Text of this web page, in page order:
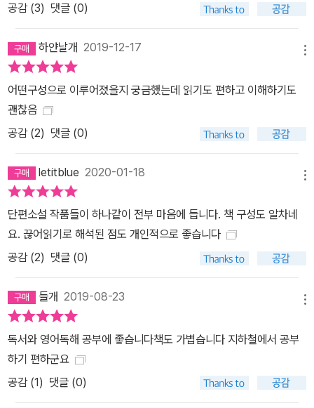
공감 (3) 댓글 (0)
하얀날개 2019-12-17
어떤구성으로 이루어졌을지 궁금했는데 읽기도 편하고 이해하기도
괜찮음
공감 (2) 댓글 (0)
letitblue 2020-01-18
단편소설 작품들이 하나같이 전부 마음에 듭니다. 책 구성도 알차네
요. 끊어읽기로 해석된 점도 개인적으로 좋습니다
공감 (2) 댓글 (0)
들개 2019-08-23
독서와 영어독해 공부에 좋습니다책도 가볍습니다 지하철에서 공부
하기 편하군요
공감 (1) 댓글 (0)